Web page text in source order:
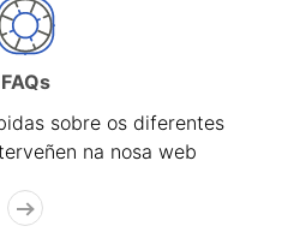
FAQs
sobre os diferentes
na nosa web